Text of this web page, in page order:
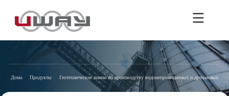
Дома Продукты Геотехнические линии по производству водонепроницаемых и дренажных